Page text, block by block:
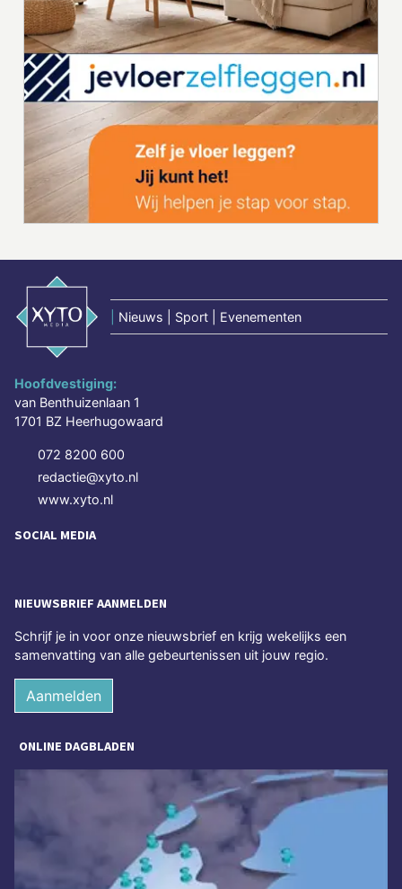
Nieuws | Sport | Evenementen
Hoofdvestiging:
van Benthuizenlaan 1
1701 BZ Heerhugowaard
072 8200 600
redactie@xyto.nl
www.xyto.nl
SOCIAL MEDIA
NIEUWSBRIEF AANMELDEN
Schrijf je in voor onze nieuwsbrief en krijg wekelijks een
samenvatting van alle gebeurtenissen uit jouw regio.
Aanmelden
ONLINE DAGBLADEN